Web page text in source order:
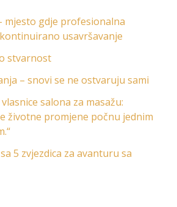
mjesto gdje profesionalna
usavršavanje
stvarnost
– snovi se ne ostvaruju sami
salona za masažu:
životne promjene počnu jednim
5 zvjezdica za avanturu sa